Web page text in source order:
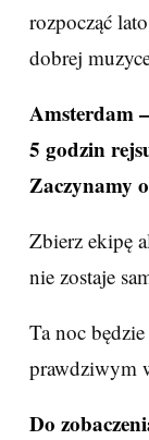
rozpocząć
dobrej
Amsterdam
5 godzin
Zaczynamy
Zbierz ekipę
nie zostaje
Ta noc
prawdziwym
Do